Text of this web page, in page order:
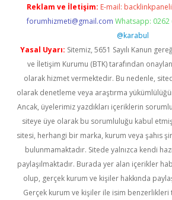
Reklam ve İletişim: E-mail:
forumhizmeti@gmail.com Whatsapp: 0262
@karabul
Yasal Uyarı: Sitemiz, 5651 Sayılı Kanun
ve İletişim Kurumu (BTK) tarafından
olarak hizmet vermektedir. Bu nedenle,
olarak denetleme veya araştırma
Ancak, üyelerimiz yazdıkları içeriklerin
siteye üye olarak bu sorumluluğu kabul
sitesi, herhangi bir marka, kurum veya şahıs
bulunmamaktadır. Sitede yalnızca kendi
paylaşılmaktadır. Burada yer alan içerikler
olup, gerçek kurum ve kişiler hakkında
Gerçek kurum ve kişiler ile isim